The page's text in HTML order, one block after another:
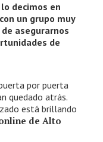
decimos en
un grupo muy
asegurarnos
de
de Alto
por puerta
quedado atrás.
está brillando